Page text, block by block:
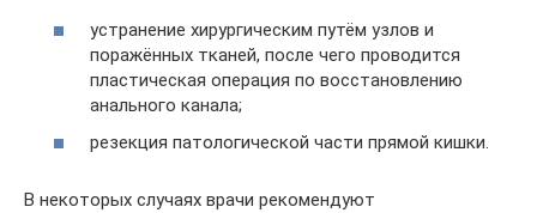
устранение хирургическим путём узлов и
поражённых тканей, после чего проводится
пластическая операция по восстановлению
анального канала;
резекция патологической части прямой кишки.
В некоторых случаях врачи рекомендуют